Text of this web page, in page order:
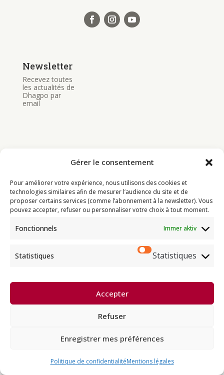
Gérer le consentement
Pour améliorer votre expérience, nous utilisons des cookies et
technologies similaires afin de mesurer l’audience du site et de
proposer certains services (comme l’abonnement à la newsletter). Vous
pouvez accepter, refuser ou personnaliser votre choix à tout moment.
Fonctionnels Immer aktiv
Statistiques Statistiques
Accepter
Refuser
Enregistrer mes préférences
Politique de confidentialitéMentions légales
Newsletter
Recevez toutes
les actualités de
Dhagpo par
email
Bouddhisme
Programme
Actualités
Ressources
Infos pratiques
Dhagpo Kagyu Ling, sous la
direction spirituelle de Thayé
Dorjé, Sa Sainteté le XVII Gyalwa
Karmapa, siège européen de la
lignée karma kagyü, est membre